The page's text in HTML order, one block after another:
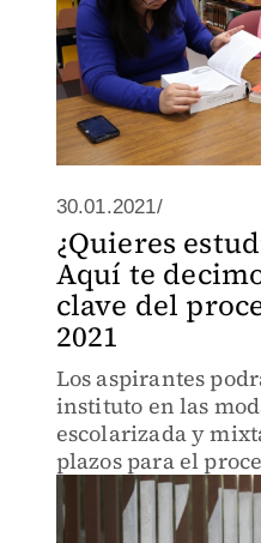
30.01.2021/
¿Quieres
Aquí te
clave del
2021
Los aspirantes
instituto en las
escolarizada y
plazos para el